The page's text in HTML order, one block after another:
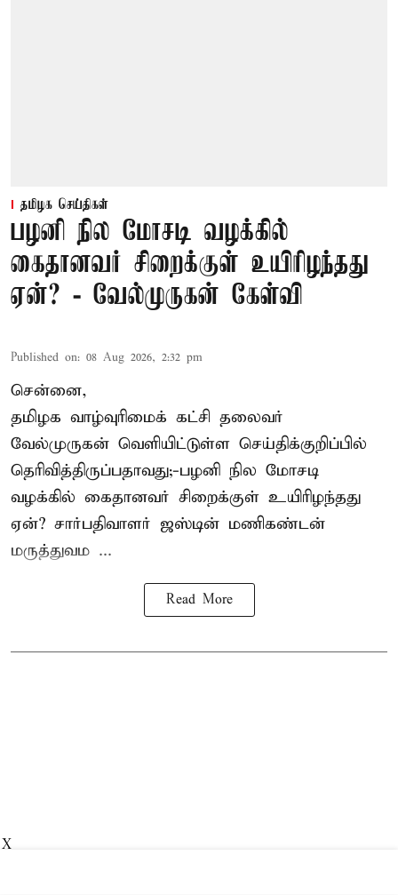
தமிழக செய்திகள்
பழனி நில மோசடி வழக்கில்
கைதானவர் சிறைக்குள் உயிரிழந்தது
ஏன்? - வேல்முருகன் கேள்வி
Published on: 08 Aug 2026, 2:32 pm
சென்னை,
தமிழக வாழ்வுரிமைக் கட்சி தலைவர்
வேல்முருகன் வெளியிட்டுள்ள செய்திக்குறிப்பில்
தெரிவித்திருப்பதாவது;-பழனி நில மோசடி
வழக்கில் கைதானவர் சிறைக்குள் உயிரிழந்தது
ஏன்? சார்பதிவாளர் ஜஸ்டின் மணிகண்டன்
மருத்துவம ...
Read More
X